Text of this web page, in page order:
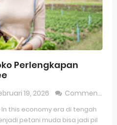
Perlengkapan
19, 2026 Comment
this economy era di tengah
petani muda bisa jadi pil